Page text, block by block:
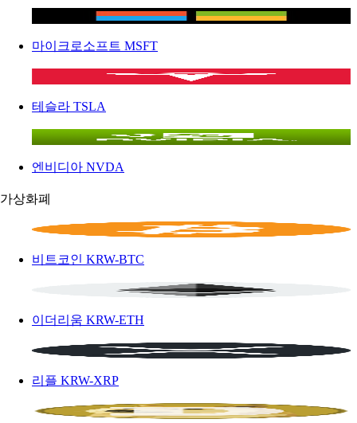
마이크로소프트 MSFT
테슬라 TSLA
엔비디아 NVDA
가상화폐
비트코인 KRW-BTC
이더리움 KRW-ETH
리플 KRW-XRP